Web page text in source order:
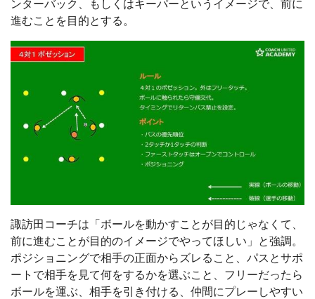
ンターバック、もしくはキーパーというイメージで、前に
進むことを目的とする。
諏訪田コーチは「ボールを動かすことが目的じゃなくて、
前に進むことが目的のイメージでやってほしい」と強調。
ポジショニングで相手の正面からズレること、パスとサポ
ートで相手を見て何をするかを選ぶこと、フリーだったら
ボールを運ぶ、相手を引き付ける、仲間にプレーしやすい